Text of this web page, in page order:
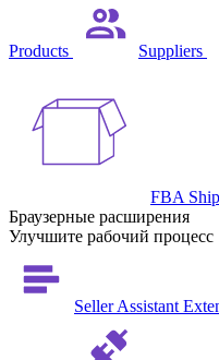
Products Suppliers
FBA
Браузерные расширения
Улучшите рабочий процесс
Seller Assistant